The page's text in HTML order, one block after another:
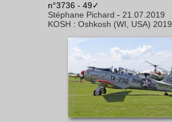
n°3736 - 49✓
Stéphane Pichard - 21.07.2019
KOSH : Oshkosh (WI, USA) 2019